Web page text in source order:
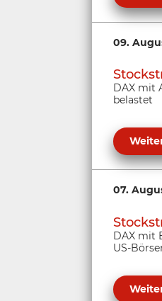
09.
DAX mit
belastet
07.
DAX mit
US-